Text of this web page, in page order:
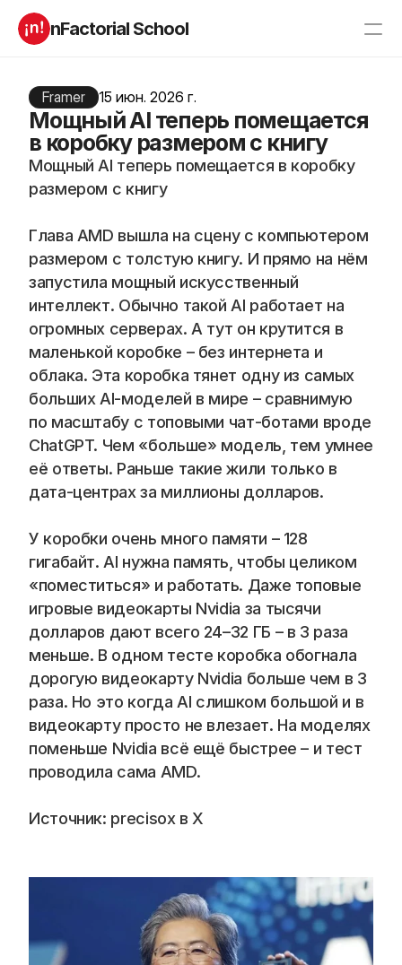
nFactorial School
О нас
Отзывы
Блог
Incubator 2026
Компаниям
Андроид разработчик
Алгоритмы
iOS с 0
Python-разработчик
Frontend на React
Генеративный ИИ
Data Science c 0
Аналитик данных
QA инженер
RESOURCES
Blog
Careers
Docs
About
COMMUNITY
Join
Events
Experts
Framer 15 июн. 2026 г.
Мощный AI теперь помещается
в коробку размером с книгу
Мощный AI теперь помещается в коробку
размером с книгу
Глава AMD вышла на сцену с компьютером
размером с толстую книгу. И прямо на нём
запустила мощный искусственный
интеллект. Обычно такой AI работает на
огромных серверах. А тут он крутится в
маленькой коробке – без интернета и
облака. Эта коробка тянет одну из самых
больших AI-моделей в мире – сравнимую
по масштабу с топовыми чат-ботами вроде
ChatGPT. Чем «больше» модель, тем умнее
её ответы. Раньше такие жили только в
дата-центрах за миллионы долларов.
У коробки очень много памяти – 128
гигабайт. AI нужна память, чтобы целиком
«поместиться» и работать. Даже топовые
игровые видеокарты Nvidia за тысячи
долларов дают всего 24–32 ГБ – в 3 раза
меньше. В одном тесте коробка обогнала
дорогую видеокарту Nvidia больше чем в 3
раза. Но это когда AI слишком большой и в
видеокарту просто не влезает. На моделях
поменьше Nvidia всё ещё быстрее – и тест
проводила сама AMD.
Источник: precisox в Х